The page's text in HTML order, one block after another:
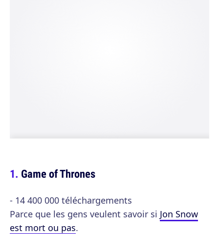
Game of Thrones
- 14 400 000 téléchargements
Parce que les gens veulent savoir si Jon Snow
est mort ou pas.